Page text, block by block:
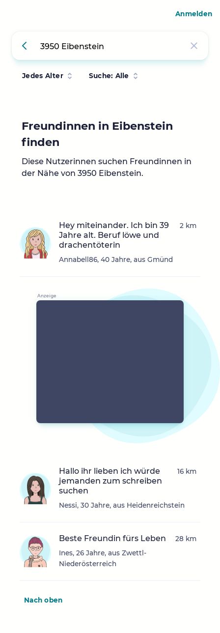
Jedes Alter Suche: Alle
Freundinnen in Eibenstein
finden
Diese Nutzerinnen suchen Freundinnen in
der Nähe von 3950 Eibenstein.
Hey miteinander. Ich bin 39
Jahre alt. Beruf löwe und
drachentöterin
Annabell86, 40 Jahre, aus Gmünd
2 km
Hallo ihr lieben ich würde
jemanden zum schreiben
suchen
Nessi, 30 Jahre, aus Heidenreichstein
16 km
Beste Freundin fürs Leben
Ines, 26 Jahre, aus Zwettl-
Niederösterreich
28 km
Nach oben
Anmelden